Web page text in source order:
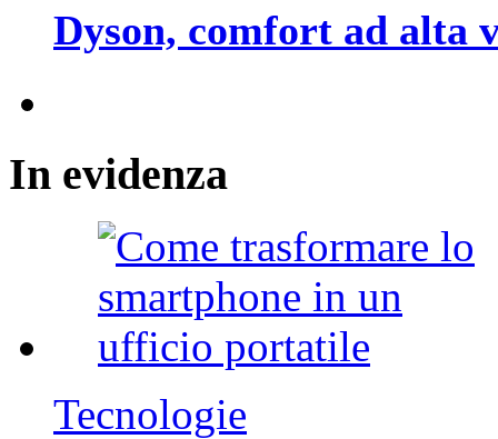
Dyson, comfort ad alta
In evidenza
Tecnologie